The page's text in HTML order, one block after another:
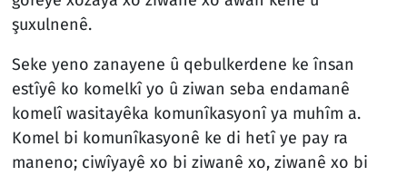
şuxulnenê.
Seke yeno zanayene û qebulkerdene ke însan
estîyê ko komelkî yo û ziwan seba endamanê
komelî wasitayêka komunîkasyonî ya muhîm a.
Komel bi komunîkasyonê ke di hetî ye pay ra
maneno; ciwîyayê xo bi ziwanê xo, ziwanê xo bi